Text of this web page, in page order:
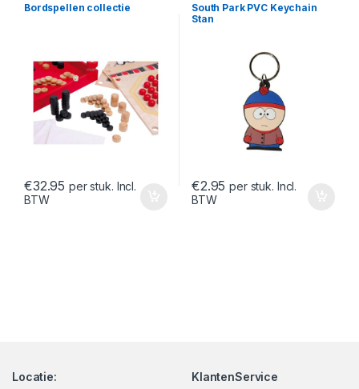
Bordspellen collectie
€32.95 per stuk. Incl.
BTW
South Park PVC Keychain
Stan
€2.95 per stuk. Incl.
BTW
Locatie:
KlantenService